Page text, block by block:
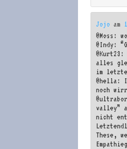
Jojo am
@Moss:
@Indy:
alles
im
@hella:
noch
valley”
nicht
These,